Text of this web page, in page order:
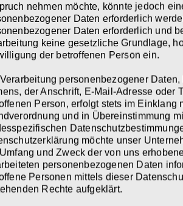
dass der Fila ein sehr
und dennoch sehr
sensibel, woraus sich seine
nehmen möchte, könnte jedoch
Daten erforderlich
Daten erforderlich und
keine gesetzliche Grundlage,
der betroffenen Person ein.
personenbezogener
der Anschrift, E-Mail-Adresse oder
Person, erfolgt stets im Einklang
und in Übereinstimmung
möchte unser
und Zweck der von uns
personenbezogenen Daten
Personen mittels dieser
Rechte aufgeklärt.